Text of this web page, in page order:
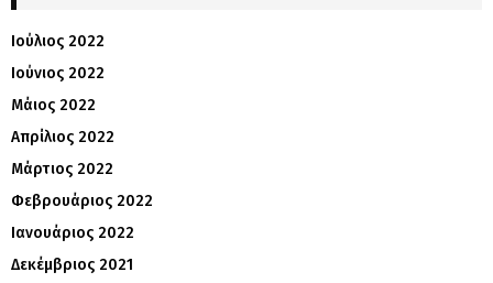
Ιούλιος 2022
Ιούνιος 2022
Μάιος 2022
Απρίλιος 2022
Μάρτιος 2022
Φεβρουάριος 2022
Ιανουάριος 2022
Δεκέμβριος 2021